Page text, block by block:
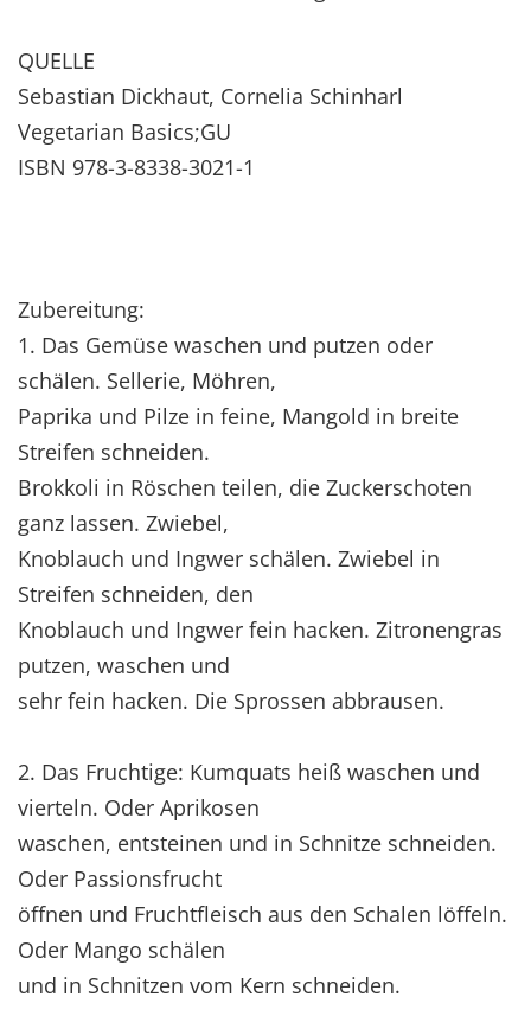
QUELLE
Sebastian Dickhaut, Cornelia Schinharl
Vegetarian Basics;GU
ISBN 978-3-8338-3021-1
Zubereitung:
1. Das Gemüse waschen und putzen oder
schälen. Sellerie, Möhren,
Paprika und Pilze in feine, Mangold in breite
Streifen schneiden.
Brokkoli in Röschen teilen, die Zuckerschoten
ganz lassen. Zwiebel,
Knoblauch und Ingwer schälen. Zwiebel in
Streifen schneiden, den
Knoblauch und Ingwer fein hacken. Zitronengras
putzen, waschen und
sehr fein hacken. Die Sprossen abbrausen.
2. Das Fruchtige: Kumquats heiß waschen und
vierteln. Oder Aprikosen
waschen, entsteinen und in Schnitze schneiden.
Oder Passionsfrucht
öffnen und Fruchtfleisch aus den Schalen löffeln.
Oder Mango schälen
und in Schnitzen vom Kern schneiden.